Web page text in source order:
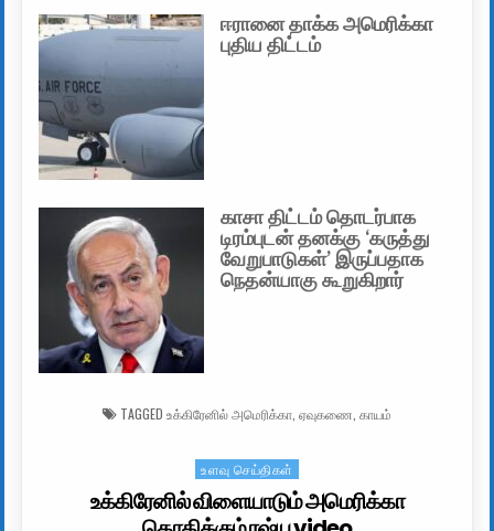
ஈரானை தாக்க அமெரிக்கா
புதிய திட்டம்
காசா திட்டம் தொடர்பாக
டிரம்புடன் தனக்கு ‘கருத்து
வேறுபாடுகள்’ இருப்பதாக
நெதன்யாகு கூறுகிறார்
TAGGED உக்கிரேனில் அமெரிக்கா ஏவுகணை காயம்
Posted in
உளவு செய்திகள்
உக்கிரேனில் விளையாடும் அமெரிக்கா